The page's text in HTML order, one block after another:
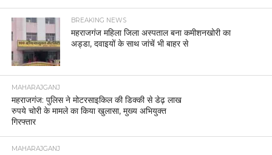
BREAKING NEWS
महराजगंज महिला जिला अस्पताल बना कमीशनखोरी का
अड्डा, दवाइयों के साथ जांचें भी बाहर से
MAHARAJGANJ
महराजगंज: पुलिस ने मोटरसाइकिल की डिक्की से डेढ़ लाख
रुपये चोरी के मामले का किया खुलासा, मुख्य अभियुक्त
गिरफ्तार
MAHARAJGANJ